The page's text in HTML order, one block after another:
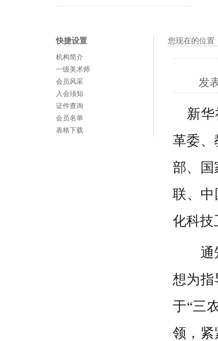
快捷设置
机构简介
一级美术师
会员风采
入会须知
证件查询
会员名单
表格下载
您现在的位置
发
新
革委、
部、国
联、中
化科技
通
想为指
于“三
领，紧